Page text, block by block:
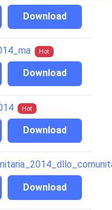
Download
Hot
Download
Hot
Download
Download